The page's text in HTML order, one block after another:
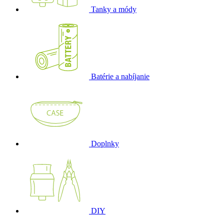
Tanky a módy
Batérie a nabíjanie
Doplnky
DIY